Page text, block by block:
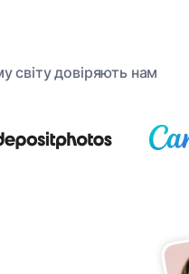
світу довіряють нам